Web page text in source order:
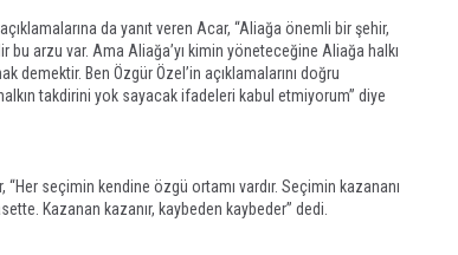
da yanıt veren Acar, “Aliağa önemli bir şehir,
bu arzu var. Ama Aliağa’yı kimin yöneteceğine Aliağa halkı
demektir. Ben Özgür Özel’in açıklamalarını doğru
takdirini yok sayacak ifadeleri kabul etmiyorum” diye
seçimin kendine özgü ortamı vardır. Seçimin kazananı
Kazanan kazanır, kaybeden kaybeder” dedi.